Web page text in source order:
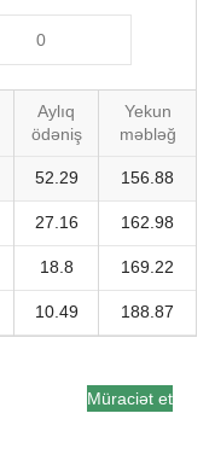
Aylıq
ödəniş
Yekun
məbləğ
52.29 156.88
27.16 162.98
18.8 169.22
10.49 188.87
Müraciət et